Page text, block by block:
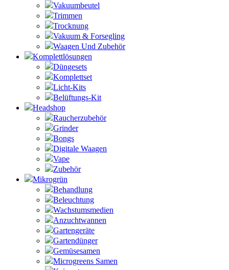
Vakuumbeutel
Trimmen
Trocknung
Vakuum & Forsegling
Waagen Und Zubehör
Komplettlösungen
Düngesets
Komplettset
Licht-Kits
Belüftungs-Kit
Headshop
Raucherzubehör
Grinder
Bongs
Digitale Waagen
Vape
Zubehör
Mikrogrün
Behandlung
Beleuchtung
Wachstumsmedien
Anzuchtwannen
Gartengeräte
Gartendünger
Gemüsesamen
Microgreens Samen